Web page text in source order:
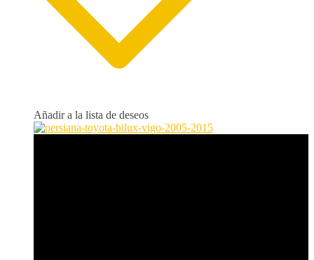
Añadir a la lista de deseos